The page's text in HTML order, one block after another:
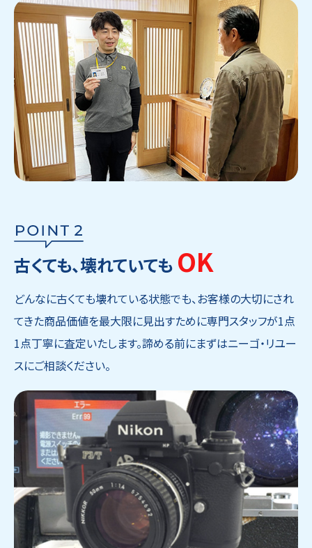
古くても、壊れていても OK
どんなに古くても壊れている状態でも、お客様の大切にされ
てきた商品価値を最大限に見出すために専門スタッフが1点
1点丁寧に査定いたします。諦める前にまずはニーゴ・リユー
スにご相談ください。